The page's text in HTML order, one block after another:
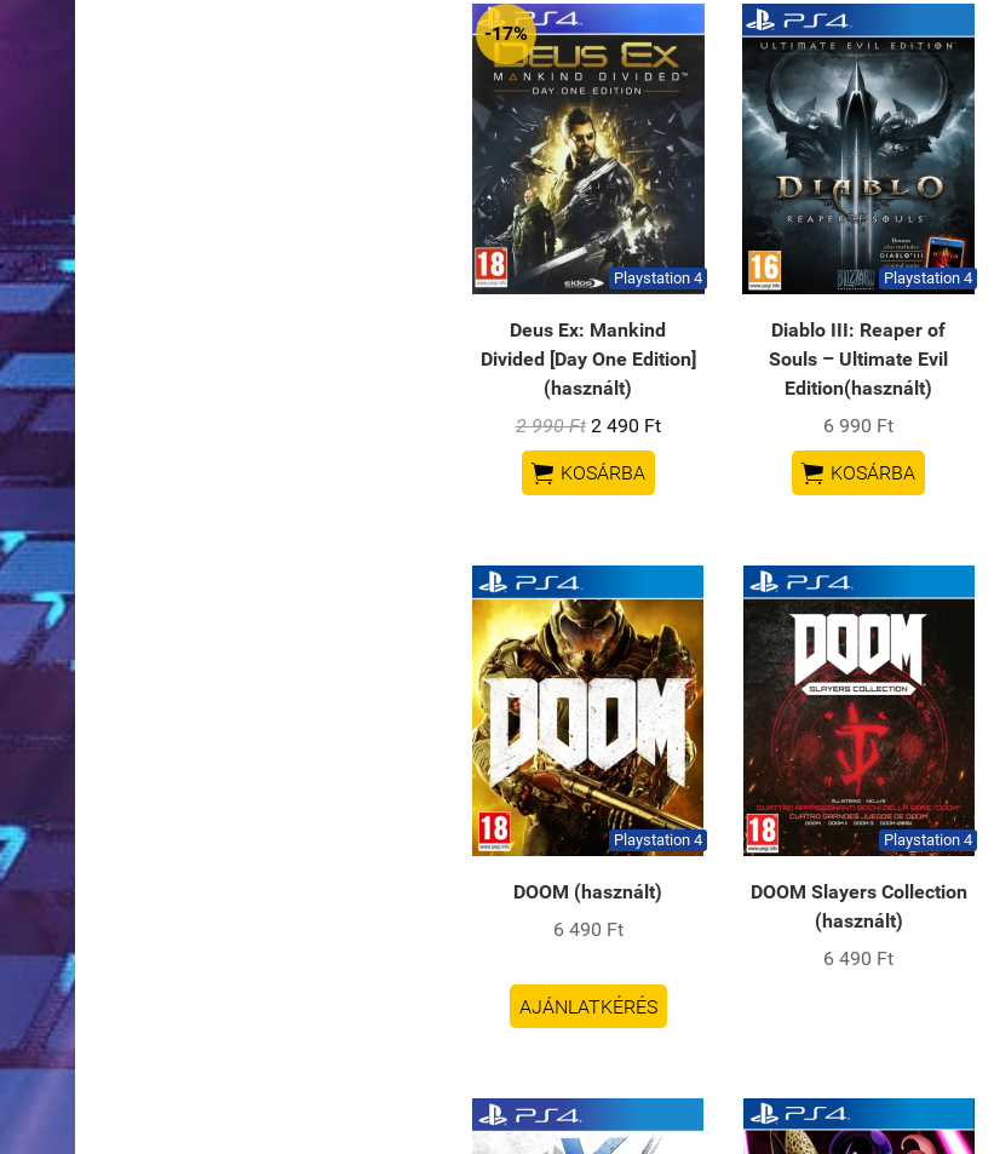
-17%
Playstation 4
Deus Ex: Mankind
Divided [Day One Edition]
(használt)
2 990 Ft 2 490 Ft
 KOSÁRBA
Playstation 4
Diablo III: Reaper of
Souls – Ultimate Evil
Edition(használt)
6 990 Ft
 KOSÁRBA
Playstation 4
DOOM (használt)
6 490 Ft
AJÁNLATKÉRÉS
Playstation 4
DOOM Slayers Collection
(használt)
6 490 Ft